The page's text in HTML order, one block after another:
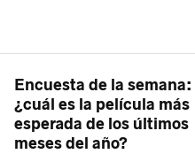
Encuesta de la semana:
¿cuál es la película más
esperada de los últimos
meses del año?